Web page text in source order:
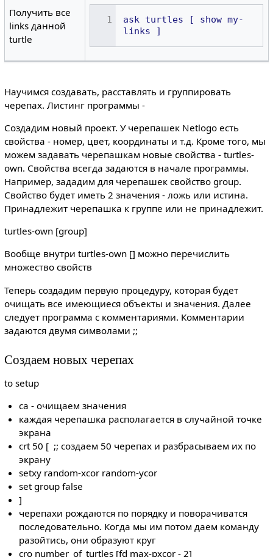
Получить все
links данной
turtle
ask turtles [ show my-
links
]
Научимся создавать, расставлять и группировать
черепах. Листинг программы -
Создадим новый проект. У черепашек Netlogo есть
свойства - номер, цвет, координаты и т.д. Кроме того, мы
можем задавать черепашкам новые свойства - turtles-
own. Свойства всегда задаются в начале программы.
Например, зададим для черепашек свойство group.
Свойство будет иметь 2 значения - ложь или истина.
Принадлежит черепашка к группе или не принадлежит.
turtles-own [group]
Вообще внутри turtles-own [] можно перечислить
множество свойств
Теперь создадим первую процедуру, которая будет
очищать все имеющиеся объекты и значения. Далее
следует программа с комментариями. Комментарии
задаются двумя символами ;;
Создаем новых черепах
to setup
ca - очищаем значения
каждая черепашка располагается в случайной точке
экрана
crt 50 [ ;; создаем 50 черепах и разбрасываем их по
экрану
setxy random-xcor random-ycor
set group false
]
черепахи рождаются по порядку и поворачиватся
последовательно. Когда мы им потом даем команду
разойтись, они образуют круг
cro number_of_turtles [fd max-pxcor - 2]